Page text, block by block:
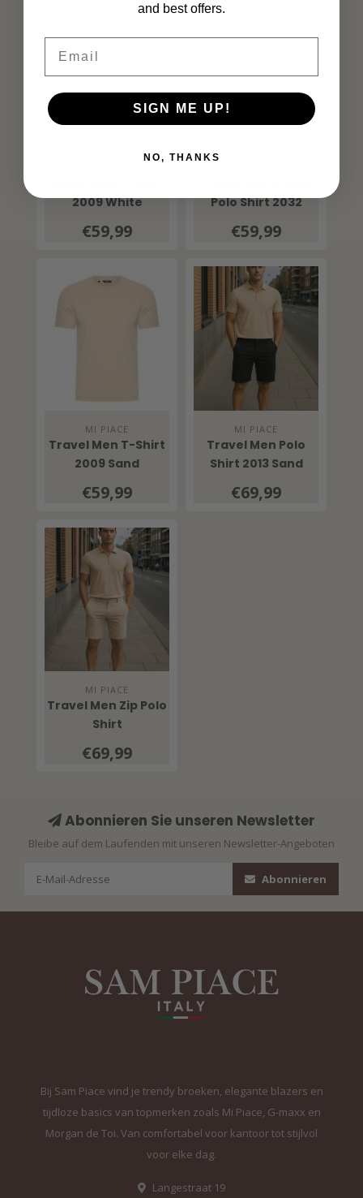
2009 White
€59,99
Polo Shirt 2032
€59,99
MI PIACE
Travel Men T-Shirt
2009 Sand
€59,99
MI PIACE
Travel Men Polo
Shirt 2013 Sand
€69,99
MI PIACE
Travel Men Zip Polo
Shirt
€69,99
Abonnieren Sie unseren Newsletter
Bleibe auf dem Laufenden mit unseren Newsletter-Angeboten
Abonnieren
Bij Sam Piace vind je trendy broeken, elegante blazers en
tijdloze basics van topmerken zoals Mi Piace, G-maxx en
Morgan de Toi. Van comfortabel voor kantoor tot stijlvol
voor elke dag.
Langestraat 19
and best offers.
SIGN ME UP!
NO, THANKS